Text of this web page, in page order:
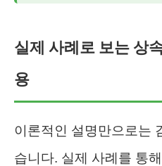
실제 사례로 보는 상
용
이론적인 설명만으로는
습니다. 실제 사례를 통